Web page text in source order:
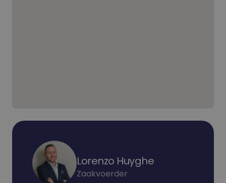
Lorenzo Huyghe
Zaakvoerder